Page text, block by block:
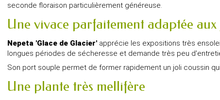
seconde floraison particulièrement généreuse.
Une vivace parfaitement adaptée aux
Nepeta 'Glace de Glacier' apprécie les expositions très
longues périodes de sécheresse et demande très peu
Son port souple permet de former rapidement un joli coussin
Une plante très mellifère